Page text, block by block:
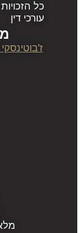
כל הזכויות
עורכי דין